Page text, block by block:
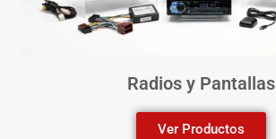
Radios y Pantallas
Ver Productos